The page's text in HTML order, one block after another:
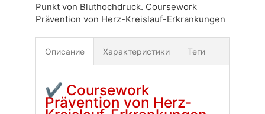
Punkt von Bluthochdruck. Coursework
Prävention von Herz-Kreislauf-Erkrankungen
Описание Характеристики Теги
✔ Coursework
Prävention von Herz-